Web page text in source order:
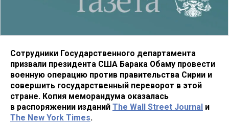
Сотрудники Государственного департамента
призвали президента США Барака Обаму провести
военную операцию против правительства Сирии и
совершить государственный переворот в этой
стране. Копия меморандума оказалась
в распоряжении изданий The Wall Street Journal и
The New York Times.